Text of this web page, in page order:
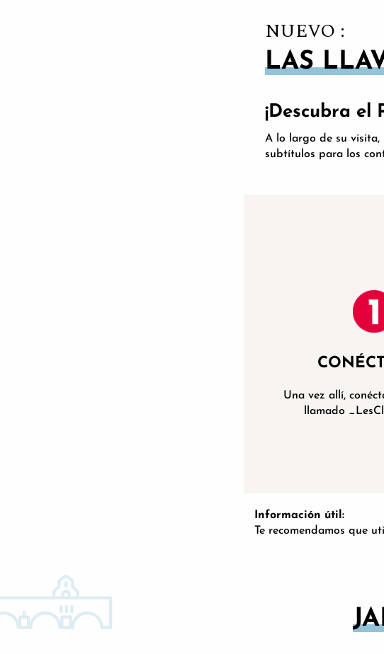
NUEVO :
LAS
¡Descubra el
A lo largo de su visita,
subtítulos para los
Una vez allí,
llamado
Información útil:
Te recomendamos que